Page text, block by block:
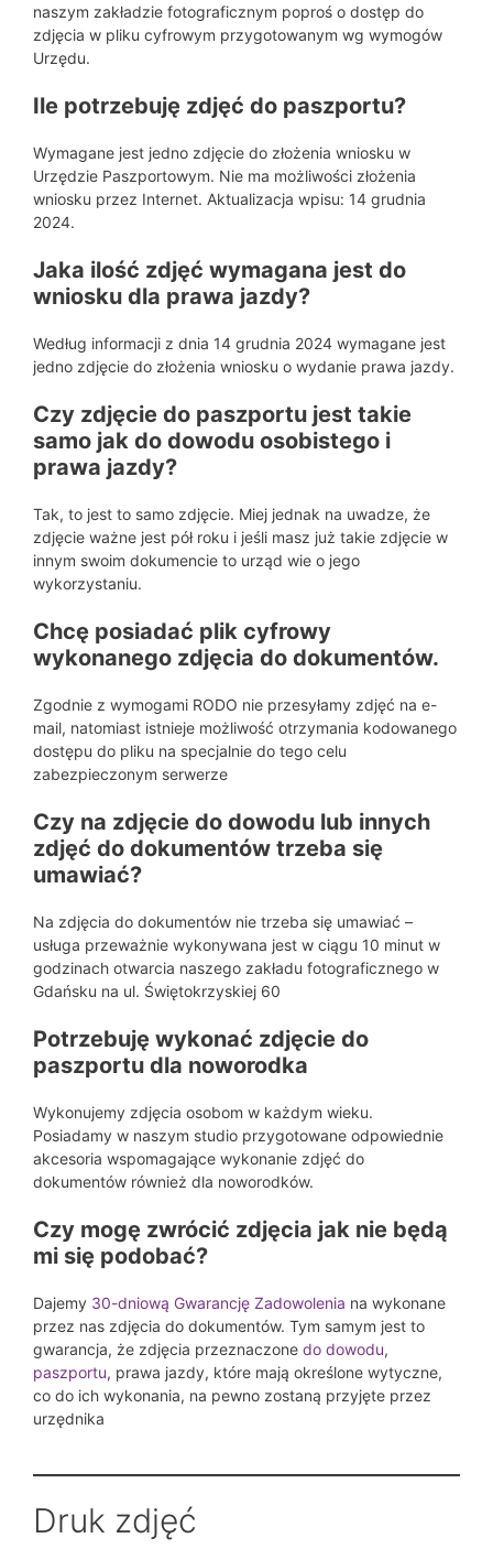
naszym zakładzie fotograficznym poproś o dostęp do
zdjęcia w pliku cyfrowym przygotowanym wg wymogów
Urzędu.
Ile potrzebuję zdjęć do paszportu?
Wymagane jest jedno zdjęcie do złożenia wniosku w
Urzędzie Paszportowym. Nie ma możliwości złożenia
wniosku przez Internet. Aktualizacja wpisu: 14 grudnia
2024.
Jaka ilość zdjęć wymagana jest do
wniosku dla prawa jazdy?
Według informacji z dnia 14 grudnia 2024 wymagane jest
jedno zdjęcie do złożenia wniosku o wydanie prawa jazdy.
Czy zdjęcie do paszportu jest takie
samo jak do dowodu osobistego i
prawa jazdy?
Tak, to jest to samo zdjęcie. Miej jednak na uwadze, że
zdjęcie ważne jest pół roku i jeśli masz już takie zdjęcie w
innym swoim dokumencie to urząd wie o jego
wykorzystaniu.
Chcę posiadać plik cyfrowy
wykonanego zdjęcia do dokumentów.
Zgodnie z wymogami RODO nie przesyłamy zdjęć na e-
mail, natomiast istnieje możliwość otrzymania kodowanego
dostępu do pliku na specjalnie do tego celu
zabezpieczonym serwerze
Czy na zdjęcie do dowodu lub innych
zdjęć do dokumentów trzeba się
umawiać?
Na zdjęcia do dokumentów nie trzeba się umawiać –
usługa przeważnie wykonywana jest w ciągu 10 minut w
godzinach otwarcia naszego zakładu fotograficznego w
Gdańsku na ul. Świętokrzyskiej 60
Potrzebuję wykonać zdjęcie do
paszportu dla noworodka
Wykonujemy zdjęcia osobom w każdym wieku.
Posiadamy w naszym studio przygotowane odpowiednie
akcesoria wspomagające wykonanie zdjęć do
dokumentów również dla noworodków.
Czy mogę zwrócić zdjęcia jak nie będą
mi się podobać?
Dajemy 30-dniową Gwarancję Zadowolenia na wykonane
przez nas zdjęcia do dokumentów. Tym samym jest to
gwarancja, że zdjęcia przeznaczone do dowodu,
paszportu, prawa jazdy, które mają określone wytyczne,
co do ich wykonania, na pewno zostaną przyjęte przez
urzędnika
Druk zdjęć